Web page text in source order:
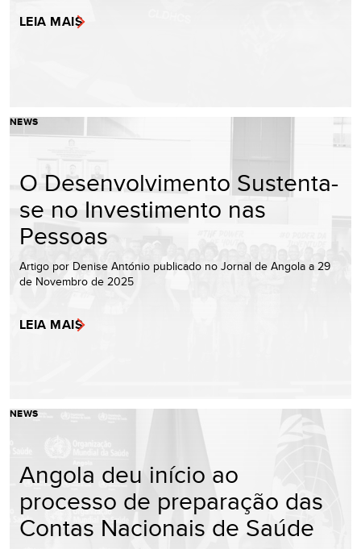
LEIA MAIS
NEWS
O Desenvolvimento Sustenta-
se no Investimento nas
Pessoas
Artigo por Denise António publicado no Jornal de Angola a 29
de Novembro de 2025
LEIA MAIS
NEWS
Angola deu início ao
processo de preparação das
Contas Nacionais de Saúde